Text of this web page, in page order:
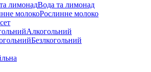
Вода та лимонад
Рослинне молоко
Алкогольний
Безлкогольний